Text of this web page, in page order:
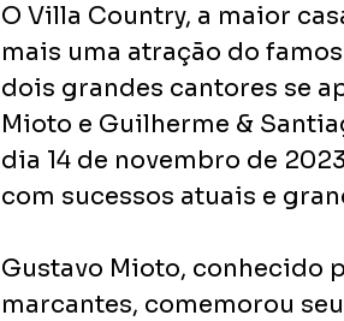
O Villa Country, a maior
mais uma atração do
dois grandes cantores se
Mioto e Guilherme &
dia 14 de novembro de
com sucessos atuais e
Gustavo Mioto, conhecido
marcantes, comemorou